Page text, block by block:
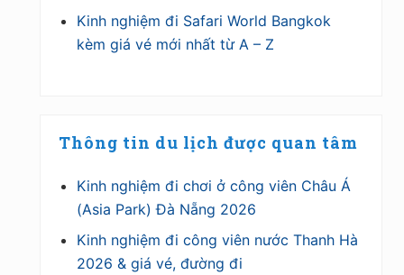
Kinh nghiệm đi Safari World Bangkok
kèm giá vé mới nhất từ A – Z
Thông tin du lịch được quan tâm
Kinh nghiệm đi chơi ở công viên Châu Á
(Asia Park) Đà Nẵng 2026
Kinh nghiệm đi công viên nước Thanh Hà
2026 & giá vé, đường đi